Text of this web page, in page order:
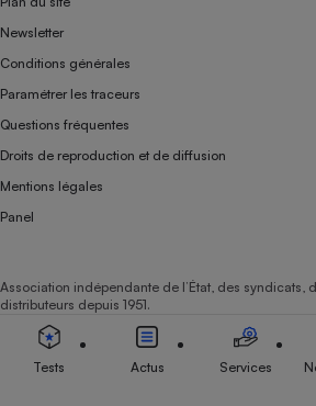
Newsletter
Conditions générales
Paramétrer les traceurs
Questions fréquentes
Droits de reproduction et de diffusion
Mentions légales
Panel
Association indépendante de l’État, des syndicats,
distributeurs depuis 1951.
Tests Actus Services